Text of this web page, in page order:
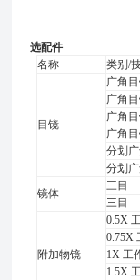
选配件
名称
类别/
目镜
广角
广角
广角
广角
分划
分划
镜体
三目
三目
附加物镜
0.5X
0.75X
1X 工
1.5X